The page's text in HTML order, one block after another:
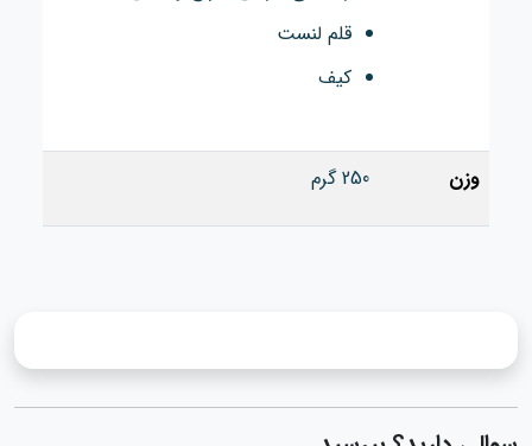
قلم لنست
کیف
وزن 250 گرم